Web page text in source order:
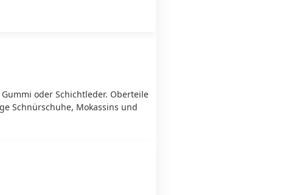
oder Schichtleder. Oberteile
Schnürschuhe, Mokassins und